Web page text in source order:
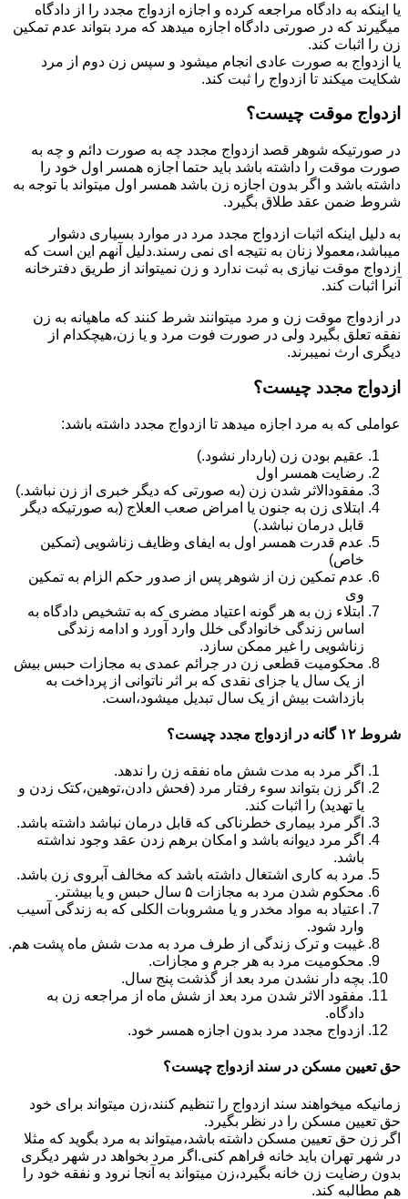
یا اینکه به دادگاه مراجعه کرده و اجازه ازدواج مجدد را از دادگاه
میگیرند که در صورتی دادگاه اجازه میدهد که مرد بتواند عدم تمکین
زن را اثبات کند.
یا ازدواج به صورت عادی انجام میشود و سپس زن دوم از مرد
شکایت میکند تا ازدواج را ثبت کند.
ازدواج موقت چیست؟
در صورتیکه شوهر قصد ازدواج مجدد چه به صورت دائم و چه به
صورت موقت را داشته باشد باید حتما اجازه همسر اول خود را
داشته باشد و اگر بدون اجازه زن باشد همسر اول میتواند با توجه به
شروط ضمن عقد طلاق بگیرد.
به دلیل اینکه اثبات ازدواج مجدد مرد در موارد بسیاری دشوار
میباشد،معمولا زنان به نتیجه ای نمی رسند.دلیل آنهم این است که
ازدواج موقت نیازی به ثبت ندارد و زن نمیتواند از طریق دفترخانه
آنرا اثبات کند.
در ازدواج موقت زن و مرد میتوانند شرط کنند که ماهیانه به زن
نفقه تعلق بگیرد ولی در صورت فوت مرد و یا زن،هیچکدام از
دیگری ارث نمیبرند.
ازدواج مجدد چیست؟
عواملی که به مرد اجازه میدهد تا ازدواج مجدد داشته باشد:
عقیم بودن زن (باردار نشود.)
رضایت همسر اول
مفقودالاثر شدن زن (به صورتی که دیگر خبری از زن نباشد.)
ابتلای زن به جنون یا امراض صعب العلاج (به صورتیکه دیگر
قابل درمان نباشد.)
عدم قدرت همسر اول به ایفای وظایف زناشویی (تمکین
خاص)
عدم تمکین زن از شوهر پس از صدور حکم الزام به تمکین
وی
ابتلاء زن به هر گونه اعتیاد مضری که به تشخیص دادگاه به
اساس زندگی خانوادگی خلل وارد آورد و ادامه زندگی
زناشویی را غیر ممکن سازد.
محکومیت قطعی زن در جرائم عمدی به مجازات حبس بیش
از یک سال یا جزای نقدی که بر اثر ناتوانی از پرداخت به
بازداشت بیش از یک سال تبدیل می‎شود،است.
شروط ۱۲ گانه در ازدواج مجدد چیست؟
اگر مرد به مدت شش ماه نفقه زن را ندهد.
اگر زن بتواند سوء رفتار مرد (فحش دادن،توهین،کتک زدن و
یا تهدید) را اثبات کند.
اگر مرد بیماری خطرناکی که قابل درمان نباشد داشته باشد.
اگر مرد دیوانه باشد و امکان برهم زدن عقد وجود نداشته
باشد.
مرد به کاری اشتغال داشته باشد که مخالف آبروی زن باشد.
محکوم شدن مرد به مجازات ۵ سال حبس و یا بیشتر.
اعتیاد به مواد مخدر و یا مشروبات الکلی که به زندگی آسیب
وارد شود.
غیبت و ترک زندگی از طرف مرد به مدت شش ماه پشت هم.
محکومیت مرد به هر جرم و مجازات.
بچه دار نشدن مرد بعد از گذشت پنج سال.
مفقود الاثر شدن مرد بعد از شش ماه از مراجعه زن به
دادگاه.
ازدواج مجدد مرد بدون اجازه همسر خود.
حق تعیین مسکن در سند ازدواج چیست؟
زمانیکه میخواهند سند ازدواج را تنظیم کنند،زن میتواند برای خود
حق تعیین مسکن را در نظر بگیرد.
اگر زن حق تعیین مسکن داشته باشد،میتواند به مرد بگوید که مثلا
در شهر تهران باید خانه فراهم کنی.اگر مرد بخواهد در شهر دیگری
بدون رضایت زن خانه بگیرد،زن میتواند به آنجا نرود و نفقه خود را
هم مطالبه کند.